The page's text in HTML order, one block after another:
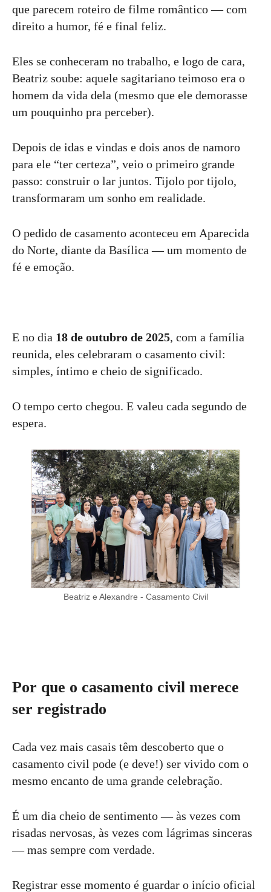
que parecem roteiro de filme romântico — com
direito a humor, fé e final feliz.
Eles se conheceram no trabalho, e logo de cara,
Beatriz soube: aquele sagitariano teimoso era o
homem da vida dela (mesmo que ele demorasse
um pouquinho pra perceber).
Depois de idas e vindas e dois anos de namoro
para ele “ter certeza”, veio o primeiro grande
passo: construir o lar juntos. Tijolo por tijolo,
transformaram um sonho em realidade.
O pedido de casamento aconteceu em Aparecida
do Norte, diante da Basílica — um momento de
fé e emoção.
E no dia 18 de outubro de 2025, com a família
reunida, eles celebraram o casamento civil:
simples, íntimo e cheio de significado.
O tempo certo chegou. E valeu cada segundo de
espera.
Beatriz e Alexandre - Casamento Civil
Por que o casamento civil merece
ser registrado
Cada vez mais casais têm descoberto que o
casamento civil pode (e deve!) ser vivido com o
mesmo encanto de uma grande celebração.
É um dia cheio de sentimento — às vezes com
risadas nervosas, às vezes com lágrimas sinceras
— mas sempre com verdade.
Registrar esse momento é guardar o início oficial